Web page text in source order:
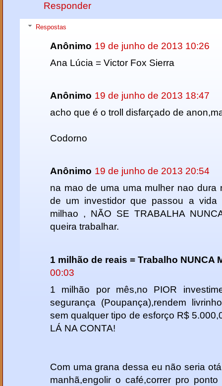
Responder
Respostas
Anônimo 19 de junho de 2013 10:26
Ana Lúcia = Victor Fox Sierra
Anônimo 19 de junho de 2013 18:47
acho que é o troll disfarçado de
Codorno
Anônimo 19 de junho de 2013 20:54
na mao de uma uma mulher nao dura
de um investidor que passou a vida
milhao , NÃO SE TRABALHA
queira trabalhar.
1 milhão de reais = Trabalho NUNCA
00:03
1 milhão por mês,no PIOR
segurança (Poupança),rendem
sem qualquer tipo de esforço R$
LÁ NA CONTA!
Com uma grana dessa eu não seria
manhã,engolir o café,correr pro